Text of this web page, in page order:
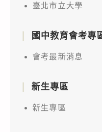
臺北市立大學
國中教育會考專
會考最新消息
新生專區
新生專區